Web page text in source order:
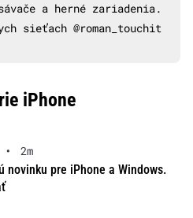
a herné zariadenia.
sieťach @roman_touchit
iPhone
•
2m
novinku pre iPhone a Windows.